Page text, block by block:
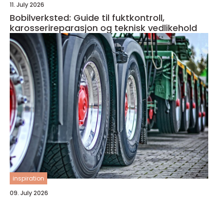
11. July 2026
Bobilverksted: Guide til fuktkontroll,
karosserireparasjon og teknisk vedlikehold
inspiration
09. July 2026